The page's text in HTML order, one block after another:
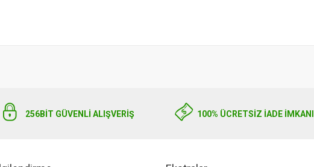
256BIT GÜVENLİ ALIŞVERİŞ 100% ÜCRETSİZ İADE İMKANI